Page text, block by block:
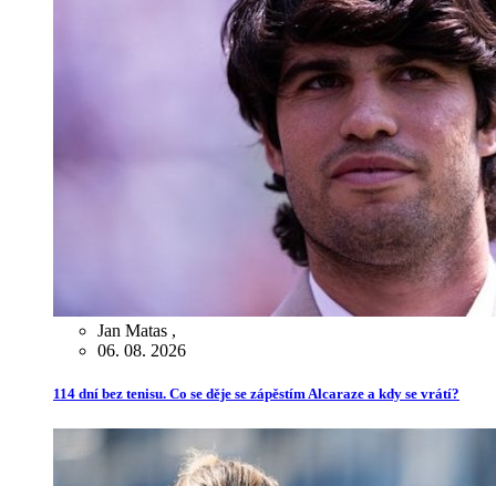
Jan Matas ,
06. 08. 2026
114 dní bez tenisu. Co se děje se zápěstím Alcaraze a kdy se vrátí?